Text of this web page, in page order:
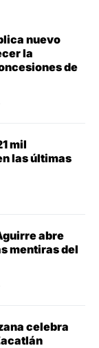
nuevo
la
de
mil
las últimas
abre
mentiras del
celebra